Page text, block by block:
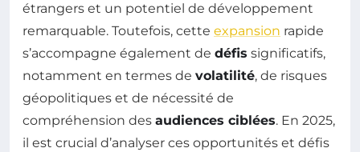
étrangers et un potentiel de développement
remarquable. Toutefois, cette expansion rapide
s’accompagne également de défis significatifs,
notamment en termes de volatilité, de risques
géopolitiques et de nécessité de
compréhension des audiences ciblées. En 2025,
il est crucial d’analyser ces opportunités et défis